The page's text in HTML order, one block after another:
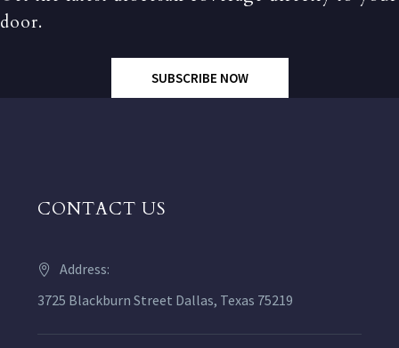
door.
SUBSCRIBE NOW
CONTACT US
Address:
3725 Blackburn Street Dallas, Texas 75219